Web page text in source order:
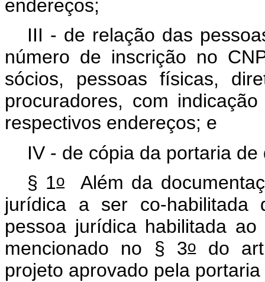
endereços;
III - de relação das
número de inscrição no
sócios, pessoas físicas,
procuradores, com
respectivos endereços; e
IV - de cópia da portaria
§ 1oAlém da
jurídica a ser co-habilitada
pessoa jurídica habilitada
mencionado no § 3odo
projeto aprovado pela